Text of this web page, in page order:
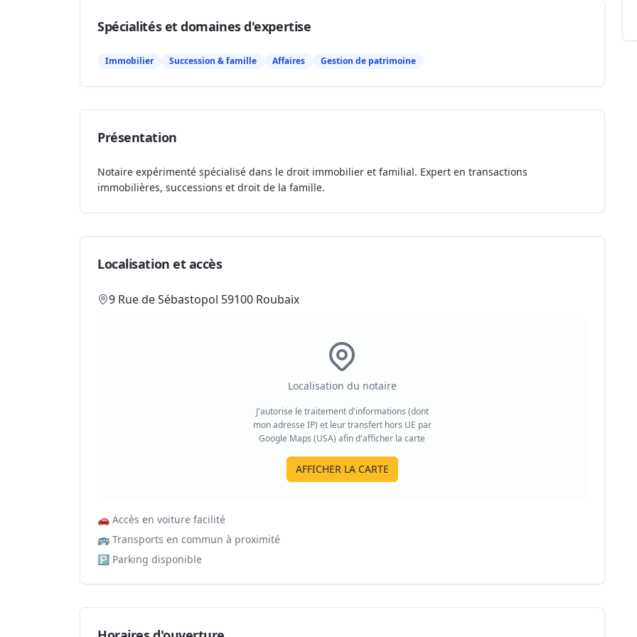
Spécialités et domaines d'expertise
Immobilier Succession & famille Affaires Gestion de patrimoine
Présentation
Notaire expérimenté spécialisé dans le droit immobilier et familial. Expert en transactions
immobilières, successions et droit de la famille.
Localisation et accès
9 Rue de Sébastopol 59100 Roubaix
Localisation du notaire
J'autorise le traitement d'informations (dont
mon adresse IP) et leur transfert hors UE par
Google Maps (USA) afin d'afficher la carte
AFFICHER LA CARTE
🚗 Accès en voiture facilité
🚌 Transports en commun à proximité
🅿️ Parking disponible